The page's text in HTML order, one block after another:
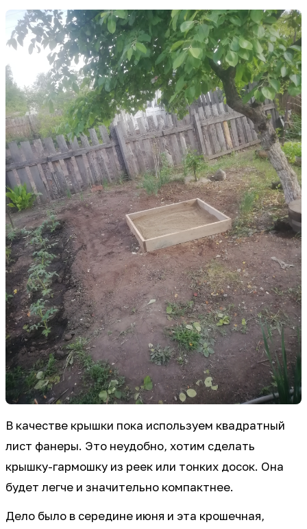
В качестве крышки пока используем квадратный
лист фанеры. Это неудобно, хотим сделать
крышку-гармошку из реек или тонких досок. Она
будет легче и значительно компактнее.
Дело было в середине июня и эта крошечная,